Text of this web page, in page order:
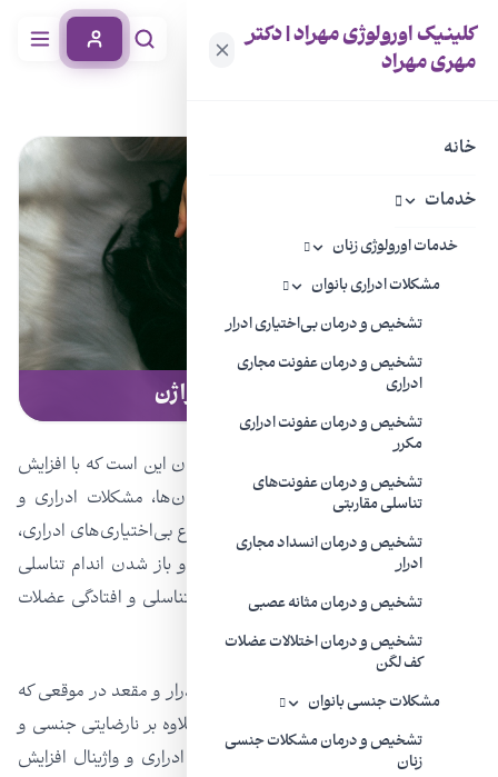
کلینیک اورولوژی مهراد | دکتر
مهری مهراد
خانه
خدمات
خدمات اورولوژی زنان
مشکلات ادراری بانوان
تشخیص و درمان بی‌اختیاری ادرار
تشخیص و درمان عفونت مجاری
ادراری
تشخیص و درمان عفونت ادراری
مکرر
تشخیص و درمان عفونت‌های
تناسلی مقاربتی
تشخیص و درمان انسداد مجاری
ادرار
تشخیص و درمان مثانه عصبی
تشخیص و درمان اختلالات عضلات
کف لگن
مشکلات جنسی بانوان
تشخیص و درمان مشکلات جنسی
زنان
تشخیص و درمان شلی عضلات واژن
یکی از مسایل شایع و نگران‌کننده برای بانوان این است که با افزایش
سن و با افزایش تعداد حاملگی‌ها و زایمان‌ها، مشکلات ادراری و
تناسلی زیادی را متوجه می‌شوند، از جمله انواع بی‌اختیاری‌های ادراری،
شلی عضلات کف لگن،
و باز شدن اندام تناسلی
(واژن) و همچنین تیره شدن پوست ناحیه تناسلی و افتادگی عضلات
داخلی واژن.
بعلت قرار گرفتن واژن در مجاورت مجرای ادرار و مقعد در موقعی که
عضلات داخلی تناسلی شل و باز می‌باشد، علاوه بر نارضایتی جنسی و
اختلالات زناشویی، شانس عفونت‌های مکرر ادراری و واژینال افزایش